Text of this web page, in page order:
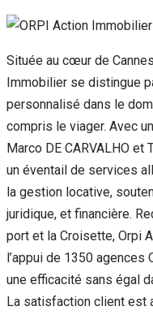
Située au cœur de
Immobilier se distingue
personnalisé dans le
compris le viager. Avec
Marco DE CARVALHO et
un éventail de services
la gestion locative,
juridique, et financière.
port et la Croisette, Orpi
l’appui de 1350 agences
une efficacité sans égal
La satisfaction client est